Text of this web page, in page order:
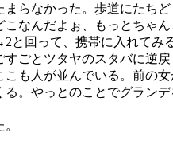
まらなかった。歩道にたちど
こなんだよぉ、もっとちゃん
と回って、携帯に入れてみ
ごとツタヤのスタバに逆戻
こも人が並んでいる。前の女
る。やっとのことでグランデ